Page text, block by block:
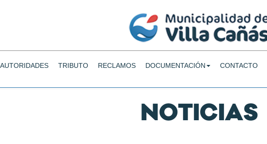
AUTORIDADES TRIBUTO RECLAMOS DOCUMENTACIÓN CONTACTO
NOTICIAS